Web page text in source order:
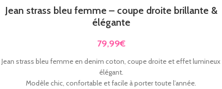
Jean strass bleu femme – coupe droite brillante &
élégante
79,99€
Jean strass bleu femme en denim coton, coupe droite et effet lumineux
élégant.
Modèle chic, confortable et facile à porter toute l’année.